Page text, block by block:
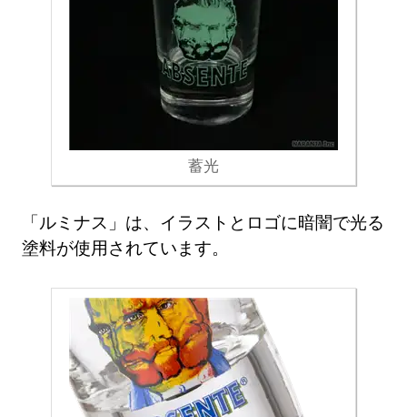
蓄光
「ルミナス」は、イラストとロゴに暗闇で光る
塗料が使用されています。